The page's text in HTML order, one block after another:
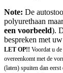
Note: De
polyurethaan
een voorbeeld).
bespreken met
LET OP!! Voordat u
overeenkomt met de
(laten) spuiten dan